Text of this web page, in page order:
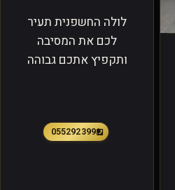
לולה החשפנית תעיר
לכם את המסיבה
ותקפיץ אתכם גבוהה
0552923991